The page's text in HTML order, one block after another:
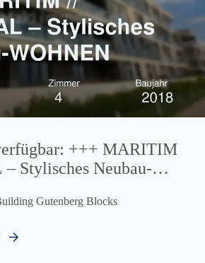
+++ MARITIM
Stylisches Neubau-
Gutenberg Blocks